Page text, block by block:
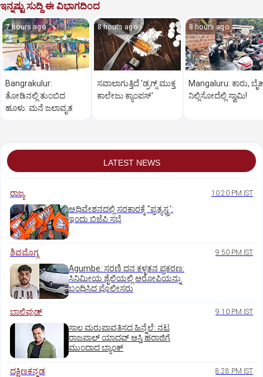
ಇನ್ನಷ್ಟು ಸುದ್ದಿ ಈ ವಿಭಾಗದಿಂದ
7 hours ago
Bangrakulur:
ತೋಡಿನಲ್ಲಿ ತುಂಬಿದ
ಹೂಳು: ಮನೆ ಜಲಾವೃತ
8 hours ago
ಸವಾಲಾಗುತ್ತಿದೆ 'ಡ್ರಗ್ಸ್‌ ಮುಕ್ತ
ಕಾಲೇಜು ಕ್ಯಾಂಪಸ್‌'
8 hours ago
Mangaluru: ಕಾರು,
ನಿಲ್ಲಿಸೋದೆಲ್ಲಿ ಸ್ವಾಮಿ!
LATEST NEWS
ರಾಜ್ಯ 10:20 PM IST
ಅಧಿವೇಶನದಲ್ಲಿ ಸರಕಾರಕ್ಕೆ "ಪ್ರತ್ಯಸ್ತ್ರ':
ಇಂದು ಬಿಜೆಪಿ ಸಭೆ
ಶಿವಮೊಗ್ಗ 9:50 PM IST
Agumbe: ಸರಣಿ ದನ ಕಳ್ಳತನ ಪ್ರಕರಣ:
ಸಿನಿಮೀಯ ಶೈಲಿಯಲ್ಲಿ ಆರೋಪಿಯನ್ನು
ಬಂಧಿಸಿದ ಪೊಲೀಸರು
ಬಾಲಿವುಡ್‌ 9:10 PM IST
ಸಾಲ ಮರುಪಾವತಿಸದ ಹಿನ್ನೆಲೆ: ನಟ
ರಾಜಪಾಲ್ ಯಾದವ್‌ ಆಸ್ತಿ ಹರಾಜಿಗೆ
ಮುಂದಾದ ಬ್ಯಾಂಕ್
ದಕ್ಷಿಣಕನ್ನಡ 8:28 PM IST